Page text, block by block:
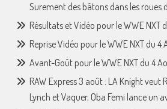
Surement des bâtons dans les roues
Résultats et Vidéo pour le WWE NXT
Reprise Vidéo pour le WWE NXT du 4
Avant-Goût pour le WWE NXT du 4
RAW Express 3 août : LA Knight veut
Lynch et Vaquer, Oba Femi lance un